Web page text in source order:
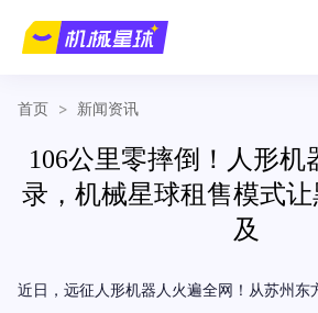
首页 > 新闻资讯
106公里零摔倒！人形机
录，机械星球租售模式
及
近日，远征 人形机器人火遍全网！从苏州东